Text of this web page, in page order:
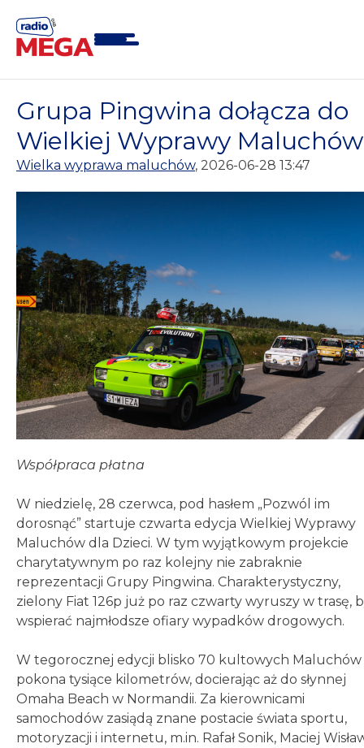
content
Grupa Pingwina dołącza do
Wielkiej Wyprawy Maluchów
Wielka wyprawa maluchów, 2026-06-28 13:47
Współpraca płatna
W niedzielę, 28 czerwca, pod hasłem „Pozwól im
dorosnąć” startuje czwarta edycja Wielkiej Wyprawy
Maluchów dla Dzieci. W tym wyjątkowym projekcie
charytatywnym po raz kolejny nie zabraknie
reprezentacji Grupy Pingwina. Charakterystyczny,
zielony Fiat 126p już po raz czwarty wyruszy w trasę,
wspierać najmłodsze ofiary wypadków drogowych.
W tegorocznej edycji blisko 70 kultowych Maluchów
pokona tysiące kilometrów, docierając aż do słynnej
Omaha Beach w Normandii. Za kierownicami
samochodów zasiądą znane postacie świata sportu,
motoryzacji i internetu, m.in. Rafał Sonik, Maciej